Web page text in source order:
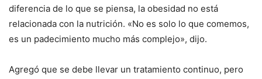
diferencia de lo que se piensa, la obesidad no está
relacionada con la nutrición. «No es solo lo que comemos,
es un padecimiento mucho más complejo», dijo.
Agregó que se debe llevar un tratamiento continuo, pero